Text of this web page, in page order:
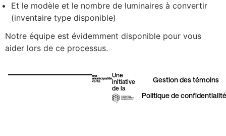
Érosion côtière
Urbanisme
Autres initiatives vertes
Et le modèle et le nombre de luminaires à convertir
(inventaire type disponible)
Notre équipe est évidemment disponible pour vous
aider lors de ce processus.
Une
initiative
de la
Gestion des témoins​
Politique de confidentialité